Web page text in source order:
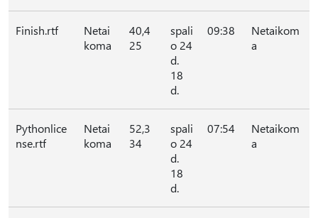
Finish.rtf
Netai
koma
40,4
25
spali
o 24
d.
18
d.
09:38
Netaikom
a
Pythonlice
nse.rtf
Netai
koma
52,3
34
spali
o 24
d.
18
d.
07:54
Netaikom
a